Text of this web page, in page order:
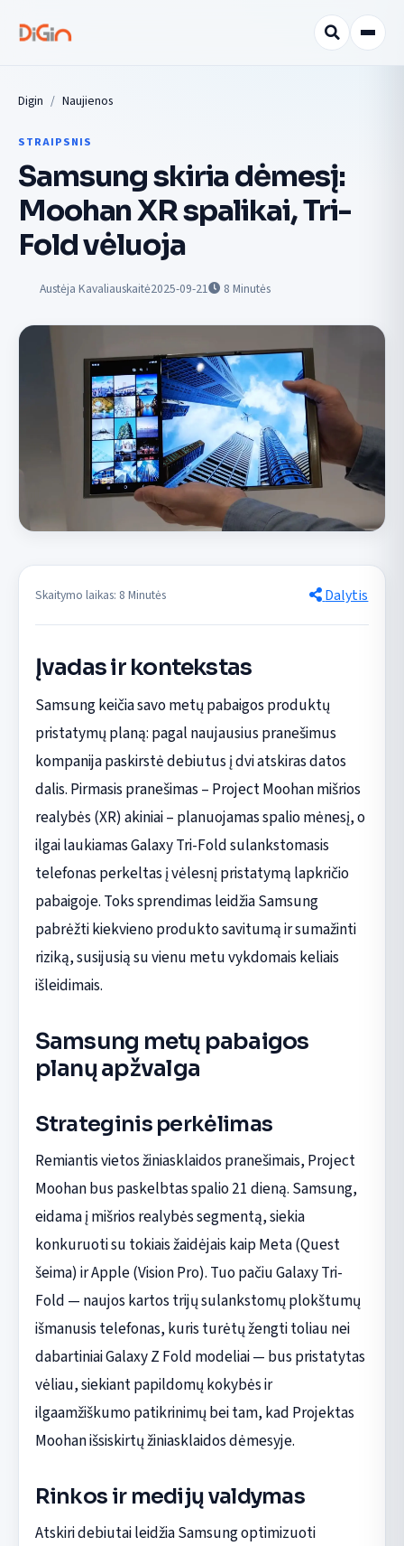
Digin Naujienos
STRAIPSNIS
Samsung skiria dėmesį:
Moohan XR spalikai, Tri-
Fold vėluoja
Austėja Kavaliauskaitė2025-09-21 8 Minutės
Skaitymo laikas: 8 Minutės Dalytis
Įvadas ir kontekstas
Samsung keičia savo metų pabaigos produktų
pristatymų planą: pagal naujausius pranešimus
kompanija paskirstė debiutus į dvi atskiras datos
dalis. Pirmasis pranešimas – Project Moohan mišrios
realybės (XR) akiniai – planuojamas spalio mėnesį, o
ilgai laukiamas Galaxy Tri-Fold sulankstomasis
telefonas perkeltas į vėlesnį pristatymą lapkričio
pabaigoje. Toks sprendimas leidžia Samsung
pabrėžti kiekvieno produkto savitumą ir sumažinti
riziką, susijusią su vienu metu vykdomais keliais
išleidimais.
Samsung metų pabaigos
planų apžvalga
Strateginis perkėlimas
Remiantis vietos žiniasklaidos pranešimais, Project
Moohan bus paskelbtas spalio 21 dieną. Samsung,
eidama į mišrios realybės segmentą, siekia
konkuruoti su tokiais žaidėjais kaip Meta (Quest
šeima) ir Apple (Vision Pro). Tuo pačiu Galaxy Tri-
Fold — naujos kartos trijų sulankstomų plokštumų
išmanusis telefonas, kuris turėtų žengti toliau nei
dabartiniai Galaxy Z Fold modeliai — bus pristatytas
vėliau, siekiant papildomų kokybės ir
ilgaamžiškumo patikrinimų bei tam, kad Projektas
Moohan išsiskirtų žiniasklaidos dėmesyje.
Rinkos ir medijų valdymas
Atskiri debiutai leidžia Samsung optimizuoti